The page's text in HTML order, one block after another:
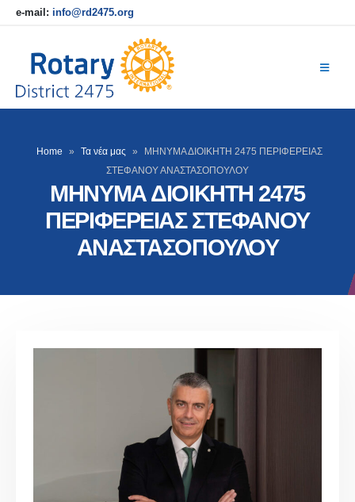
e-mail: info@rd2475.org
Home » Τα νέα μας »
ΜΗΝΥΜΑ ΔΙΟΙΚΗΤΗ 2475 ΠΕΡΙΦΕΡΕΙΑΣ
ΣΤΕΦΑΝΟΥ ΑΝΑΣΤΑΣΟΠΟΥΛΟΥ
ΜΗΝΥΜΑ ΔΙΟΙΚΗΤΗ 2475
ΠΕΡΙΦΕΡΕΙΑΣ ΣΤΕΦΑΝΟΥ
ΑΝΑΣΤΑΣΟΠΟΥΛΟΥ